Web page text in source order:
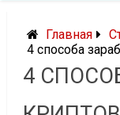
Главная
4 способа
4